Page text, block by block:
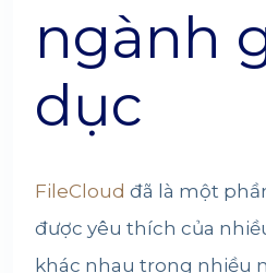
ngành
dục
FileCloud đã là một
được yêu thích của
khác nhau trong nhiều